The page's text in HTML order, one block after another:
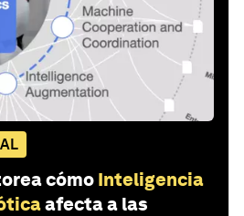
cómo Inteligencia
afecta a las